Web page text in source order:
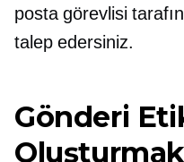
posta görevlisi
talep edersiniz.
Gönderi